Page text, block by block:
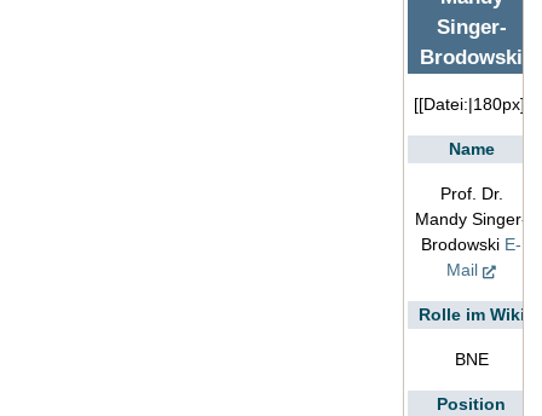
Singer-
Brodowski
[[Datei:|180px]]
Name
Prof. Dr.
Mandy Singer-
Brodowski E-
Mail
Rolle im Wiki
BNE
Position